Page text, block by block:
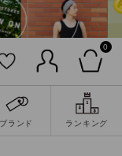
0
ブランド ランキング